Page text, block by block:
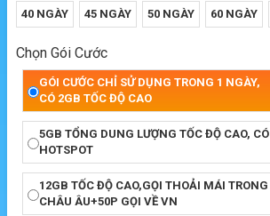
40 NGÀY 45 NGÀY 50 NGÀY 60 NGÀY
Chọn Gói Cước
GÓI CƯỚC CHỈ SỬ DỤNG TRONG 1 NGÀY,
CÓ 2GB TỐC ĐỘ CAO
5GB TỔNG DUNG LƯỢNG TỐC ĐỘ CAO, CÓ
HOTSPOT
12GB TỐC ĐỘ CAO,GỌI THOẢI MÁI TRONG
CHÂU ÂU+50P GỌI VỀ VN